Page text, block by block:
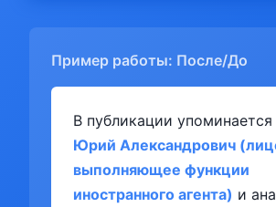
Пример работы: После/До
В публикации упоминается
Юрий Александрович
выполняющее функции
иностранного агента) и